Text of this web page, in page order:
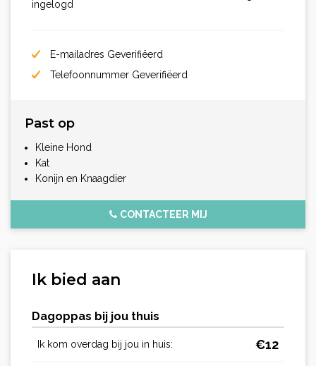
ingelogd
E-mailadres Geverifiëerd
Telefoonnummer Geverifiëerd
Past op
Kleine Hond
Kat
Konijn en Knaagdier
CONTACTEER MIJ
Ik bied aan
Dagoppas bij jou thuis
Ik kom overdag bij jou in huis: €12